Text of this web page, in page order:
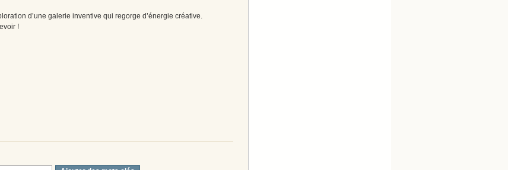
d’une galerie inventive qui regorge d’énergie créative.
!